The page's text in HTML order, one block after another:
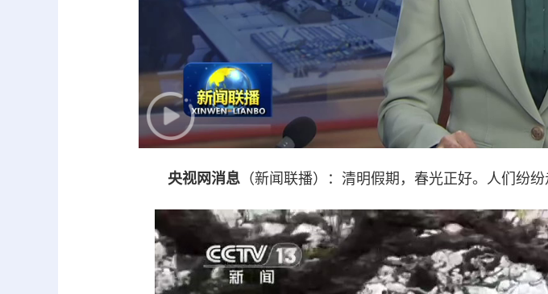
央视网消息 （新闻联播）：清明假期，春光正好。人们纷